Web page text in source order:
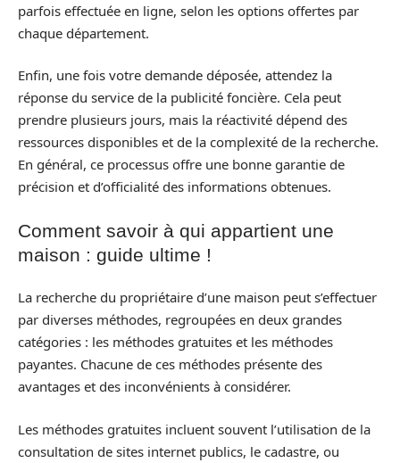
parfois effectuée en ligne, selon les options offertes par
chaque département.
Enfin, une fois votre demande déposée, attendez la
réponse du service de la publicité foncière. Cela peut
prendre plusieurs jours, mais la réactivité dépend des
ressources disponibles et de la complexité de la recherche.
En général, ce processus offre une bonne garantie de
précision et d’officialité des informations obtenues.
Comment savoir à qui appartient une
maison : guide ultime !
La recherche du propriétaire d’une maison peut s’effectuer
par diverses méthodes, regroupées en deux grandes
catégories : les méthodes gratuites et les méthodes
payantes. Chacune de ces méthodes présente des
avantages et des inconvénients à considérer.
Les méthodes gratuites incluent souvent l’utilisation de la
consultation de sites internet publics, le cadastre, ou